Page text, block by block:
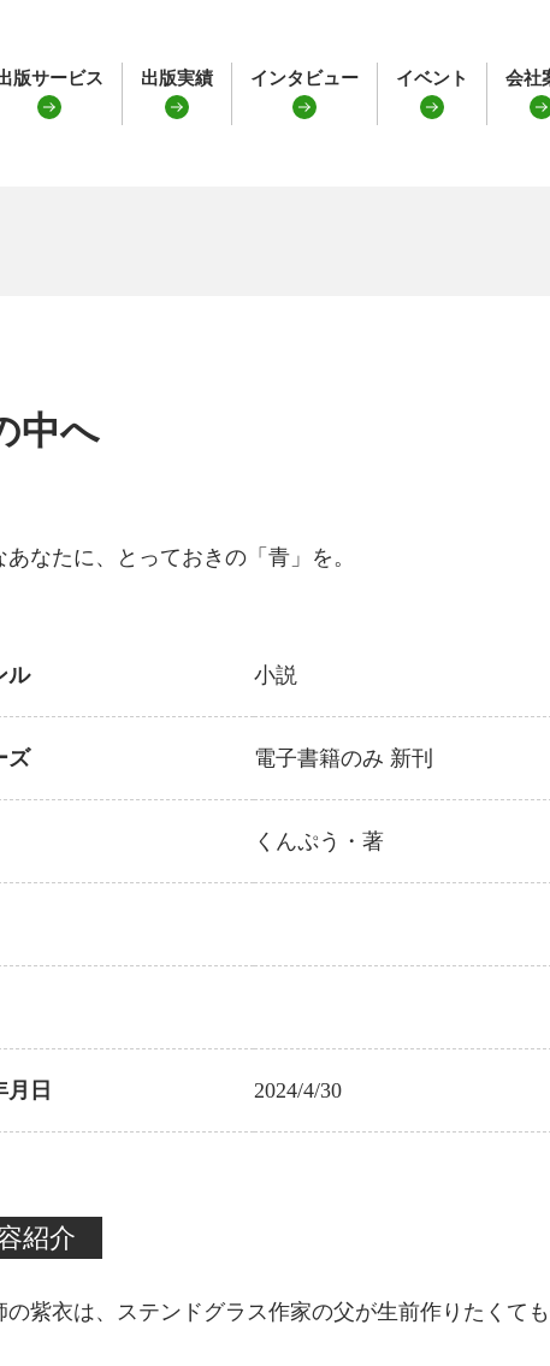
版サービス 出版実績 インタビュー イベント 会社
中へ
あなたに、とっておきの「青」を。
ル 小説
ズ 電子書籍のみ 新刊
くんぷう ・著
月日 2024/4/30
紹介
の紫衣は、ステンドグラス作家の父が生前作りたくて